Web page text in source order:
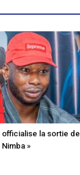
la sortie de
»